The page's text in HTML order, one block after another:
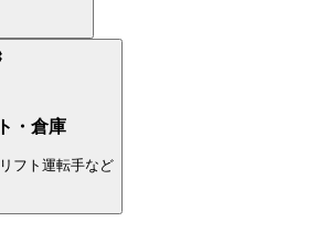
・倉庫
フト運転手など